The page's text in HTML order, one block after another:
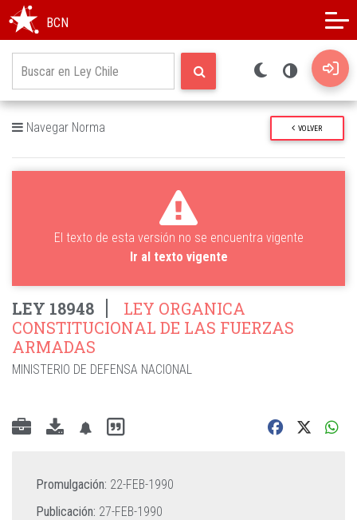
BCN
Navegar Norma VOLVER
El texto de esta versión no se encuentra vigente
Ir al texto vigente
LEY 18948
LEY ORGANICA
CONSTITUCIONAL DE LAS FUERZAS
ARMADAS
MINISTERIO DE DEFENSA NACIONAL
Promulgación: 22-FEB-1990
Publicación: 27-FEB-1990